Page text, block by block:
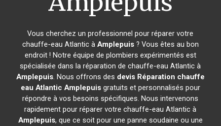
Vous cherchez un professionnel pour réparer votre
chauffe-eau Atlantic à Amplepuis? Vous êtes au bon
endroit ! Notre équipe de plombiers expérimentés est
spécialisée dans la réparation de chauffe-eau Atlantic à
Amplepuis. Nous offrons des devis Réparation chauffe
eau Atlantic Amplepuisgratuits et personnalisés pour
répondre à vos besoins spécifiques. Nous intervenons
rapidement pour réparer votre chauffe-eau Atlantic à
Amplepuis, que ce soit pour une panne soudaine ou une